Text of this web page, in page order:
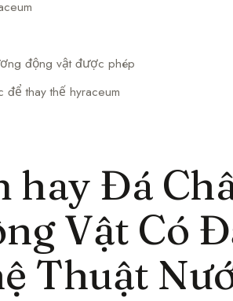
động vật được phép
thay thế hyraceum
hay Đá
Vật Có
Thuật